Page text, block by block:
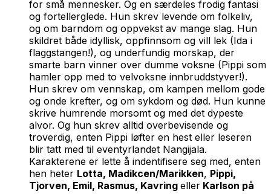
for små mennesker. Og en særdeles frodig fantasi
og fortellerglede. Hun skrev levende om folkeliv,
og om barndom og oppvekst av mange slag. Hun
skildret både idyllisk, oppfinnsom og vill lek (Ida i
flaggstangen!), og underfundig morskap, der
smarte barn vinner over dumme voksne (Pippi som
hamler opp med to velvoksne innbruddstyver!).
Hun skrev om vennskap, om kampen mellom gode
og onde krefter, og om sykdom og død. Hun kunne
skrive humrende morsomt og med det dypeste
alvor. Og hun skrev alltid overbevisende og
troverdig, enten Pippi løfter en hest eller leseren
blir tatt med til eventyrlandet Nangijala.
Karakterene er lette å indentifisere seg med, enten
hen heter Lotta, Madikcen/Marikken, Pippi,
Tjorven, Emil, Rasmus, Kavring eller Karlson på